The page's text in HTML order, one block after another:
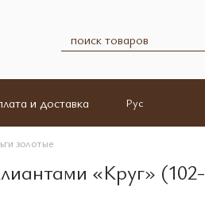
и доставка
Рус
золотые
«Круг» (102-